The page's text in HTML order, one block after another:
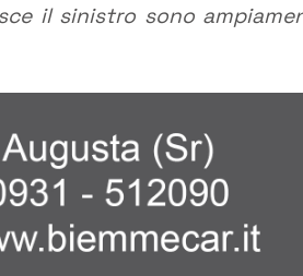
il sinistro sono